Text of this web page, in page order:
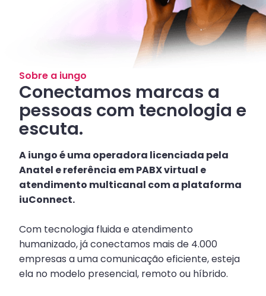
Sobre a iungo
Conectamos marcas a
pessoas com tecnologia e
escuta.
A iungo é uma operadora licenciada pela
Anatel e referência em PABX virtual e
atendimento multicanal com a plataforma
iuConnect.
Com tecnologia fluida e atendimento
humanizado, já conectamos mais de 4.000
empresas a uma comunicação eficiente, esteja
ela no modelo presencial, remoto ou híbrido.